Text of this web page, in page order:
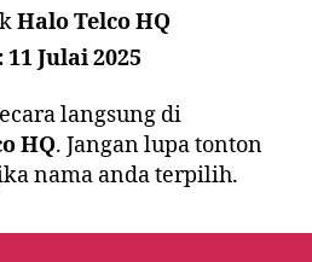
Halo Telco HQ
Julai 2025
langsung di
HQ. Jangan lupa tonton
nama anda terpilih.